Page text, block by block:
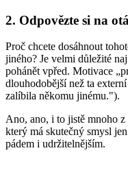
2. Odpovězte si na
Proč chcete dosáhnout
jiného? Je velmi důležité
pohánět vpřed. Motivace
dlouhodobější než ta
zalíbila někomu jinému.").
Ano, ano, i to jistě mnoho
který má skutečný smysl
pádem i udržitelnějším.